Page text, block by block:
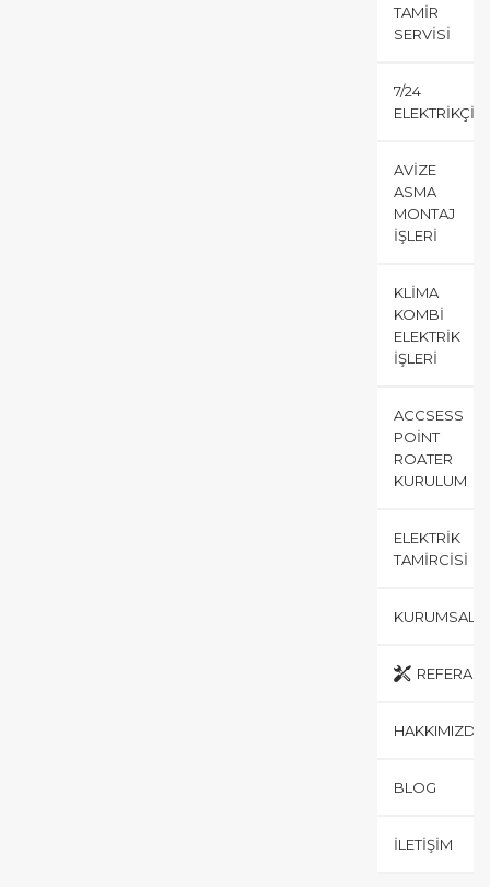
TAMIR
SERVISI
7/24
ELEKTRIKÇI
AVIZE
ASMA
MONTAJ
İŞLERI
KLIMA
KOMBI
ELEKTRIK
İŞLERI
ACCSESS
POINT
ROATER
KURULUM
ELEKTRIK
TAMIRCISI
KURUMSAL
HAKKIMIZDA
BLOG
İLETIŞIM